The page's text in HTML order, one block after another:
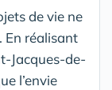
de vie ne
En réalisant
Jacques-de-
l’envie